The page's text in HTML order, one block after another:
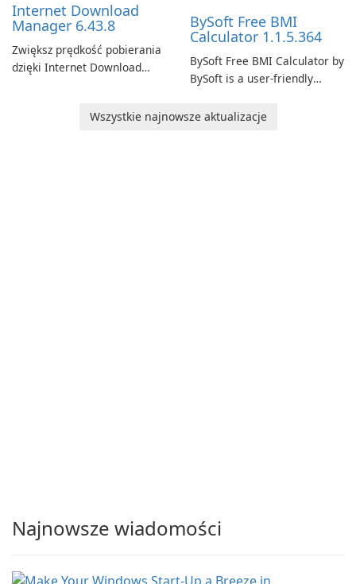
Internet Download
Manager 6.43.8
Zwiększ prędkość pobierania
dzięki Internet Download
BySoft Free BMI
Calculator 1.1.5.364
BySoft Free BMI Calculator by
BySoft is a user-friendly
designed to help you
Wszystkie najnowsze aktualizacje
Najnowsze wiadomości